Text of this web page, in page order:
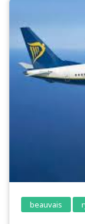
beauvais